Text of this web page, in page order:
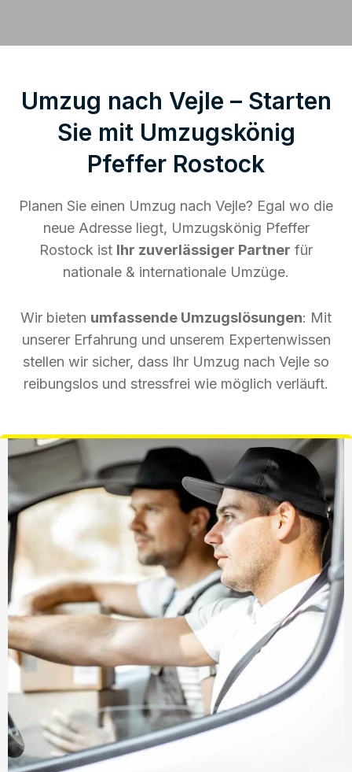
Umzug nach Vejle – Starten
Sie mit Umzugskönig
Pfeffer Rostock
Planen Sie einen Umzug nach Vejle? Egal wo die
neue Adresse liegt, Umzugskönig Pfeffer
Rostock ist Ihr zuverlässiger Partner für
nationale & internationale Umzüge.
Wir bieten umfassende Umzugslösungen: Mit
unserer Erfahrung und unserem Expertenwissen
stellen wir sicher, dass Ihr Umzug nach Vejle so
reibungslos und stressfrei wie möglich verläuft.